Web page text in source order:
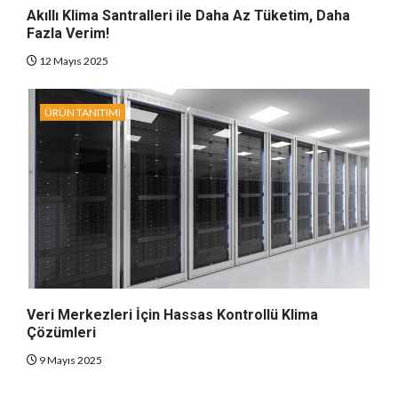
Akıllı Klima Santralleri ile Daha Az Tüketim, Daha
Fazla Verim!
12 Mayıs 2025
ÜRÜN TANITIMI
Veri Merkezleri İçin Hassas Kontrollü Klima
Çözümleri
9 Mayıs 2025